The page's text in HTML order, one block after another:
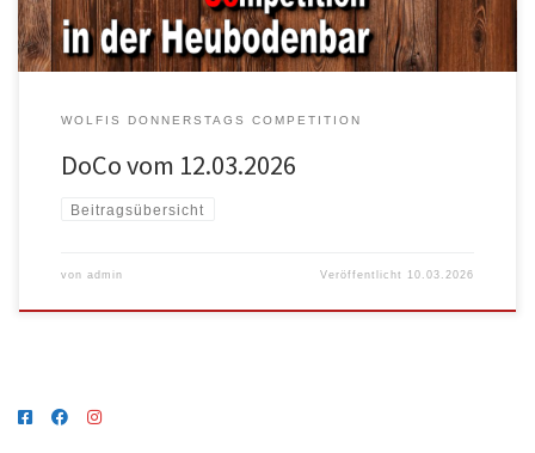
WOLFIS DONNERSTAGS COMPETITION
DoCo vom 12.03.2026
Beitragsübersicht
von admin Veröffentlicht 10.03.2026